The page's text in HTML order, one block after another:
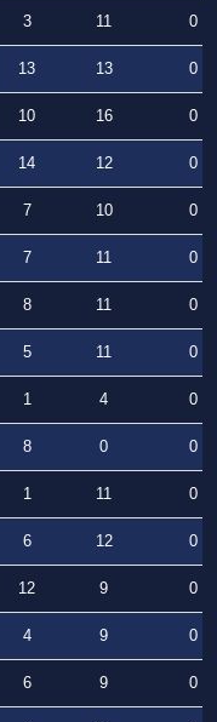
3 11
0
13 13
0
10 16
0
14 12
0
7 10
0
7 11
0
8 11
0
5 11
0
1 4
0
8 0
0
1 11
0
6 12
0
12 9
0
4 9
0
6 9
0